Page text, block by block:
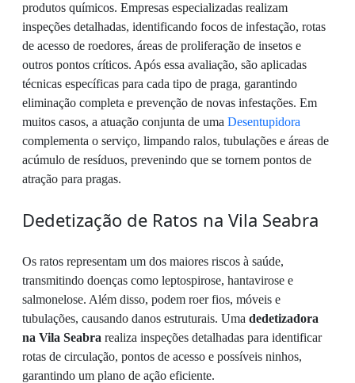
produtos químicos. Empresas especializadas realizam
inspeções detalhadas, identificando focos de infestação, rotas
de acesso de roedores, áreas de proliferação de insetos e
outros pontos críticos. Após essa avaliação, são aplicadas
técnicas específicas para cada tipo de praga, garantindo
eliminação completa e prevenção de novas infestações. Em
muitos casos, a atuação conjunta de uma Desentupidora
complementa o serviço, limpando ralos, tubulações e áreas de
acúmulo de resíduos, prevenindo que se tornem pontos de
atração para pragas.
Dedetização de Ratos na Vila Seabra
Os ratos representam um dos maiores riscos à saúde,
transmitindo doenças como leptospirose, hantavirose e
salmonelose. Além disso, podem roer fios, móveis e
tubulações, causando danos estruturais. Uma dedetizadora
na Vila Seabra realiza inspeções detalhadas para identificar
rotas de circulação, pontos de acesso e possíveis ninhos,
garantindo um plano de ação eficiente.